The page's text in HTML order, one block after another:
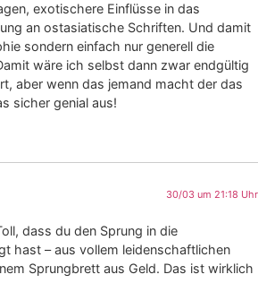
exotischere Einflüsse in das
an ostasiatische Schriften. Und damit
sondern einfach nur generell die
wäre ich selbst dann zwar endgültig
aber wenn das jemand macht der das
sicher genial aus!
30/03 um 21:18 Uhr
dass du den Sprung in die
hast – aus vollem leidenschaftlichen
Sprungbrett aus Geld. Das ist wirklich